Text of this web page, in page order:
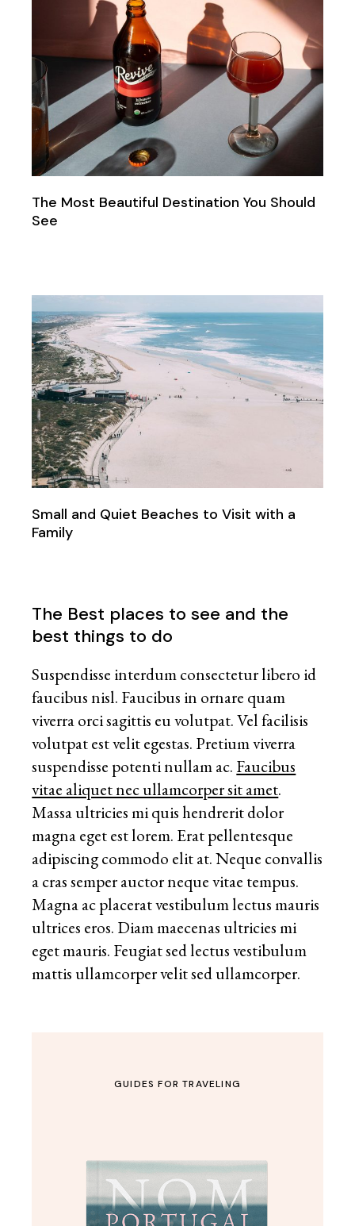
The Most Beautiful Destination You Should
See
Small and Quiet Beaches to Visit with a
Family
The Best places to see and the
best things to do
Suspendisse interdum consectetur libero id
faucibus nisl. Faucibus in ornare quam
viverra orci sagittis eu volutpat. Vel facilisis
volutpat est velit egestas. Pretium viverra
suspendisse potenti nullam ac. Faucibus
vitae aliquet nec ullamcorper sit amet.
Massa ultricies mi quis hendrerit dolor
magna eget est lorem. Erat pellentesque
adipiscing commodo elit at. Neque convallis
a cras semper auctor neque vitae tempus.
Magna ac placerat vestibulum lectus mauris
ultrices eros. Diam maecenas ultricies mi
eget mauris. Feugiat sed lectus vestibulum
mattis ullamcorper velit sed ullamcorper.
GUIDES FOR TRAVELING